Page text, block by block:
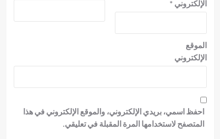
الإلكتروني *
الموقع
الإلكتروني
احفظ اسمي، بريدي الإلكتروني، والموقع الإلكتروني في هذا
المتصفح لاستخدامها المرة المقبلة في تعليقي.